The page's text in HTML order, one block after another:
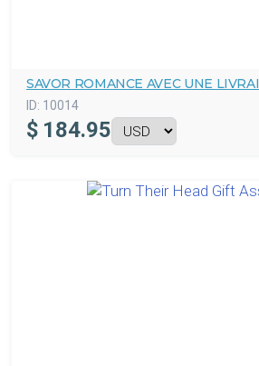
SAVOR ROMANCE AVEC UNE
ID: 10014
$ 184.95